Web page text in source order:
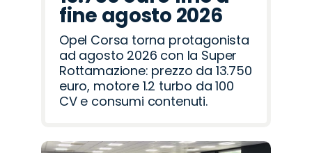
fine agosto 2026
Opel Corsa torna protagonista
ad agosto 2026 con la Super
Rottamazione: prezzo da 13.750
euro, motore 1.2 turbo da 100
CV e consumi contenuti.